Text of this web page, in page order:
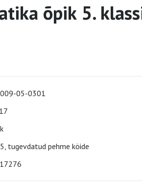
õpik 5.
05-0301
tugevdatud pehme köide